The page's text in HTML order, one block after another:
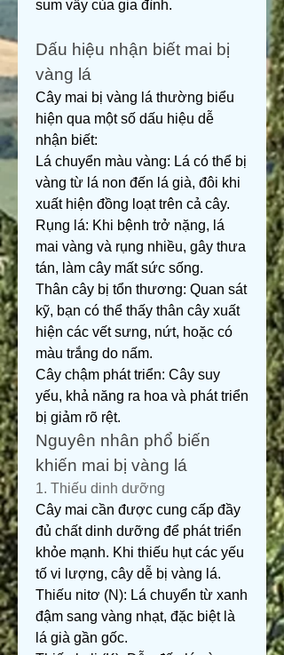
sum vầy của gia đình.
Dấu hiệu nhận biết mai bị
vàng lá
Cây mai bị vàng lá thường biểu
hiện qua một số dấu hiệu dễ
nhận biết:
Lá chuyển màu vàng: Lá có thể bị
vàng từ lá non đến lá già, đôi khi
xuất hiện đồng loạt trên cả cây.
Rụng lá: Khi bệnh trở nặng, lá
mai vàng và rụng nhiều, gây thưa
tán, làm cây mất sức sống.
Thân cây bị tổn thương: Quan sát
kỹ, bạn có thể thấy thân cây xuất
hiện các vết sưng, nứt, hoặc có
màu trắng do nấm.
Cây chậm phát triển: Cây suy
yếu, khả năng ra hoa và phát triển
bị giảm rõ rệt.
Nguyên nhân phổ biến
khiến mai bị vàng lá
1. Thiếu dinh dưỡng
Cây mai cần được cung cấp đầy
đủ chất dinh dưỡng để phát triển
khỏe mạnh. Khi thiếu hụt các yếu
tố vi lượng, cây dễ bị vàng lá.
Thiếu nitơ (N): Lá chuyển từ xanh
đậm sang vàng nhạt, đặc biệt là
lá già gần gốc.